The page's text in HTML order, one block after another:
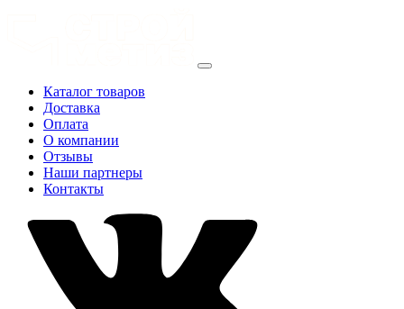
Каталог товаров
Доставка
Оплата
О компании
Отзывы
Наши партнеры
Контакты